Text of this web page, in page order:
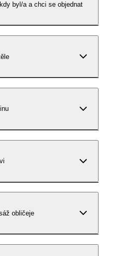
byl/a a chci se objednat
obličeje